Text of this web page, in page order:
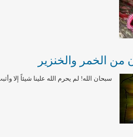
من الخمر والخنزير
سبحان الله! لم يحرم الله علينا شيئاً إلا